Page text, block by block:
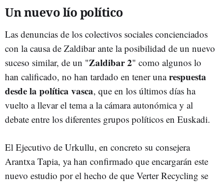
Un nuevo lío político
Las denuncias de los colectivos sociales concienciados
con la causa de Zaldibar ante la posibilidad de un nuevo
suceso similar, de un "Zaldibar 2" como algunos lo
han calificado, no han tardado en tener unarespuesta
desde la política vasca, que en los últimos días ha
vuelto a llevar el tema a la cámara autonómica y al
debate entre los diferentes grupos políticos en Euskadi.
El Ejecutivo de Urkullu, en concreto su consejera
Arantxa Tapia, ya han confirmado que encargarán este
nuevo estudio por el hecho de que Verter Recycling se